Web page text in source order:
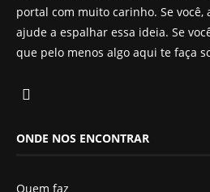
portal com muito carinho. Se você,
ajude a espalhar essa ideia. Se
que pelo menos algo aqui te faça
ONDE NOS ENCONTRAR
Quem faz